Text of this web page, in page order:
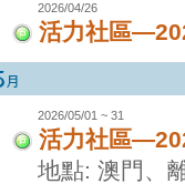
2026/04/26
活力社區
2026/05/01 ~ 31
活力社區
地點: 澳門、